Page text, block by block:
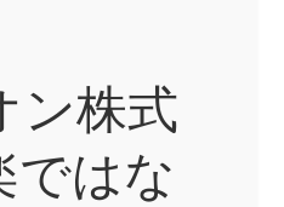
ン株式
ではな